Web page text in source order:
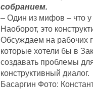
собранием.
– Один из мифов – что
Наоборот, это
Обсуждаем на рабочих
которые хотели бы в
создавать проблемы
конструктивный диалог.
Басаргин Фото: